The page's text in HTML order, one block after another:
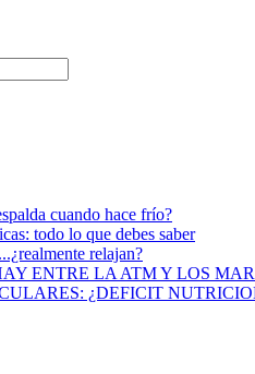
cuando hace frío?
todo lo que debes saber
relajan?
ENTRE LA ATM Y LOS
¿DEFICIT